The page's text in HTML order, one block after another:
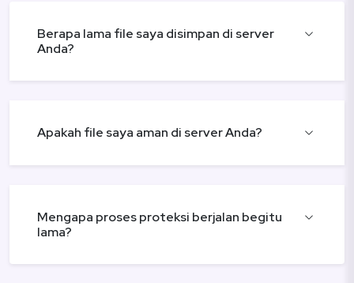
Berapa lama file saya disimpan di server
Anda?
Apakah file saya aman di server Anda?
Mengapa proses proteksi berjalan begitu
lama?